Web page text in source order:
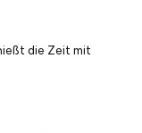
die Zeit mit